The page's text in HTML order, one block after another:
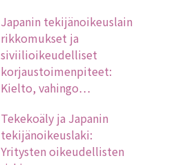
Japanin tekijänoikeuslain
rikkomukset ja
siviilioikeudelliset
korjaustoimenpiteet:
Kielto, vahingo…
Tekekoäly ja Japanin
tekijänoikeuslaki:
Yritysten oikeudellisten